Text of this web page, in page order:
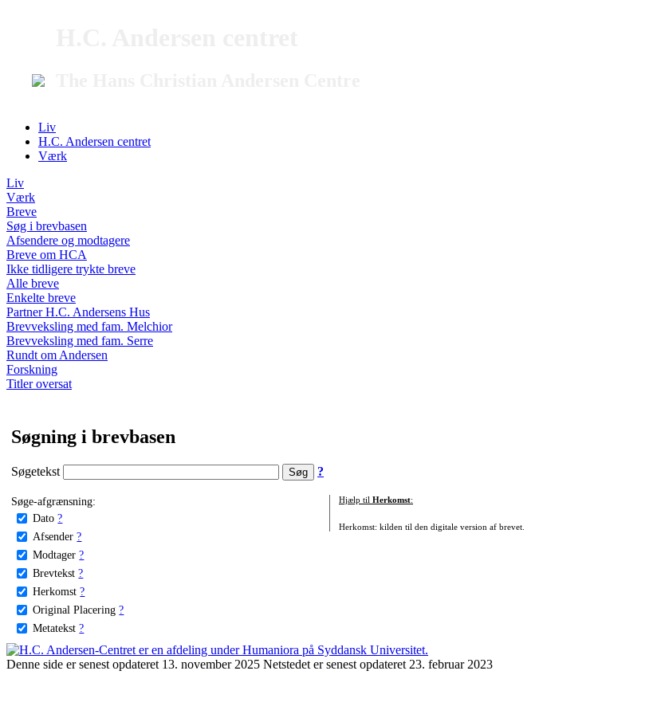
Liv
H.C. Andersen centret
Værk
Liv
Værk
Breve
Søg i brevbasen
Afsendere og modtagere
Breve om HCA
Ikke tidligere trykte breve
Alle breve
Enkelte breve
Partner H.C. Andersens Hus
Brevveksling med fam. Melchior
Brevveksling med fam. Serre
Rundt om Andersen
Forskning
Titler oversat
Søgning i brevbasen
Søgetekst ?
Søge-afgrænsning:
Dato ?
Afsender ?
Modtager ?
Brevtekst ?
Herkomst ?
Original Placering ?
Metatekst ?
Hjælp til Herkomst:
Herkomst: kilden til den digitale version af brevet.
Denne side er senest opdateret 13. november 2025 Netstedet er senest opdateret 23. februar 2023